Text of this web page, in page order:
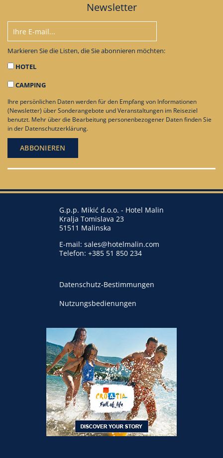
Newsletter
Markieren Sie die Listen, die Sie abonnieren möchten:
HOTEL
CAMPING
Ihre persönlichen Daten werden für den Empfang von Informationen
(Newsletter) über Sonderangebote und Veranstaltungen im Reiseziel
benutzt. Mehr über die Bearbeitung personenbezogener Daten finden Sie
in der Datenschutzerklärung.
G.p.p. Mikić d.o.o. - Hotel Malin
Kralja Tomislava 23
51511 Malinska
E-mail: sales@hotelmalin.com
Telefon: +385 51 850 234
Datenschutz-Bestimmungen
Nutzungsbedienungen